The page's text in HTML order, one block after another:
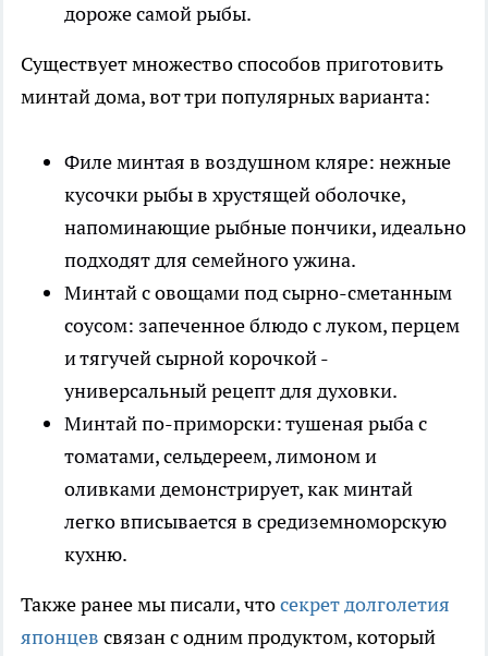
дороже самой рыбы.
Существует множество способов приготовить
минтай дома, вот три популярных варианта:
Филе минтая в воздушном кляре: нежные
кусочки рыбы в хрустящей оболочке,
напоминающие рыбные пончики, идеально
подходят для семейного ужина.
Минтай с овощами под сырно-сметанным
соусом: запеченное блюдо с луком, перцем
и тягучей сырной корочкой -
универсальный рецепт для духовки.
Минтай по-приморски: тушеная рыба с
томатами, сельдереем, лимоном и
оливками демонстрирует, как минтай
легко вписывается в средиземноморскую
кухню.
Также ранее мы писали, чтосекрет долголетия
японцев связан с одним продуктом, который